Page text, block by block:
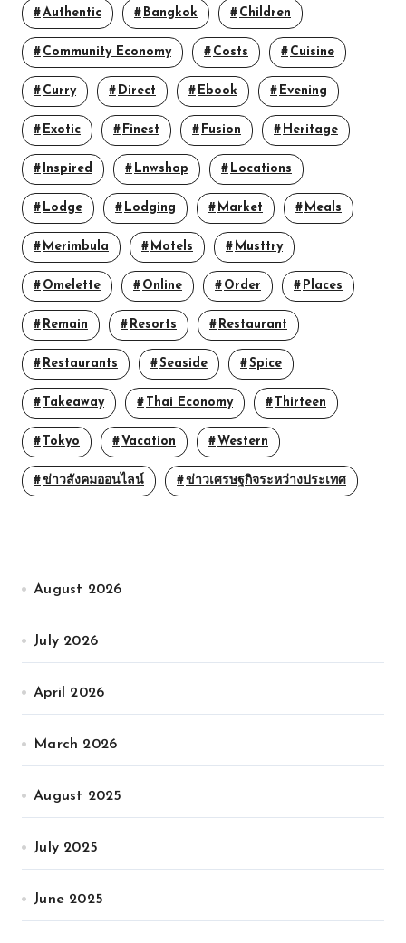
Authentic Bangkok Children
Community Economy Costs Cuisine
Curry Direct Ebook Evening
Exotic Finest Fusion Heritage
Inspired Lnwshop Locations
Lodge Lodging Market Meals
Merimbula Motels Musttry
Omelette Online Order Places
Remain Resorts Restaurant
Restaurants Seaside Spice
Takeaway Thai Economy Thirteen
Tokyo Vacation Western
ข่าวสังคมออนไลน์ ข่าวเศรษฐกิจระหว่างประเทศ
August 2026
July 2026
April 2026
March 2026
August 2025
July 2025
June 2025